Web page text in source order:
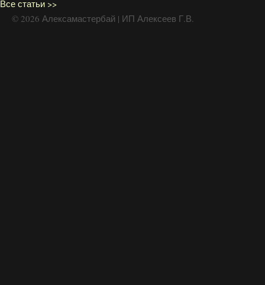
Все статьи >>
© 2026 Алексамастербай | ИП Алексеев Г.В.